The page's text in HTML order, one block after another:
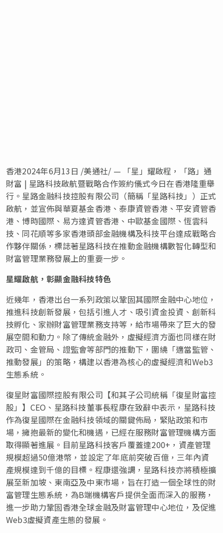
香港2024年6月13日 /美通社/ — 「星」耀啟程，「路」通
財富 | 星路科技啟航暨戰略合作簽約儀式今日在香港隆重舉
行。星路金融科技控股有限公司（簡稱「星路科技」）正式
啟航，並宣佈與華夏基金香港、泰康資管香港、平安資管香
港、博時國際、易方達資管香港、中歐基金國際、恆雲科
技、同花順等多家香港頭部金融機構及科技平台達成戰略合
作夥伴關係，標誌著星路科技在推動金融機構數智化轉型和
財富管理業務發展上的重要一步。
星耀啟航，彰顯金融科技特色
近幾年，香港出台一系列政策以鞏固其國際金融中心地位，
推進科技創新發展，包括引進人才、吸引資金投資、創新科
技孵化、家辦財富管理業務支持等，給市場帶來了巨大的發
展空間和動力。除了傳統金融外，虛擬經濟方面也同樣在財
政司、金管局、證監會等部門的推動下，圍繞「適當監管、
推動發展」的策略，構建以香港為核心的虛擬經濟和Web3
生態系統。
復星財富國際控股有限公司【和其子公司統稱「復星財富控
股」】CEO、星路科技董事長程康在致辭中表示，星路科技
作為復星國際在金融科技領域的關鍵佈局，緊貼政策和市
場，擁抱最新的變化和機遇，已經在服務財富管理機構方面
取得顯著進展。目前星路科技客戶覆蓋達200+，資產管理
規模超過50億港幣，並設定了年底前突破百億，三年內資
產規模達到千億的目標。程康還強調，星路科技亦將積極擴
展至新加坡、東南亞及中東市場，旨在打造一個全球性的財
富管理生態系統，為B端機構客戶提供全面而深入的服務，
進一步助力鞏固香港全球金融及財富管理中心地位，及促進
Web3虛擬資產生態的發展。